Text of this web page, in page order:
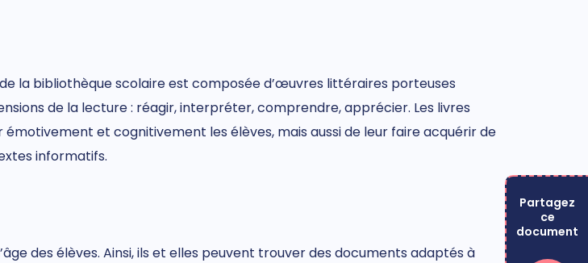
la bibliothèque scolaire est composée d’œuvres littéraires porteuses
de la lecture : réagir, interpréter, comprendre, apprécier. Les livres
et cognitivement les élèves, mais aussi de leur faire acquérir de
informatifs.
des élèves. Ainsi, ils et elles peuvent trouver des documents adaptés à
Partagez
ce
document